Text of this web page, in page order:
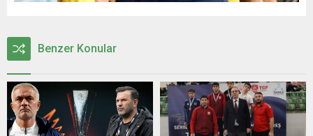
Benzer Konular